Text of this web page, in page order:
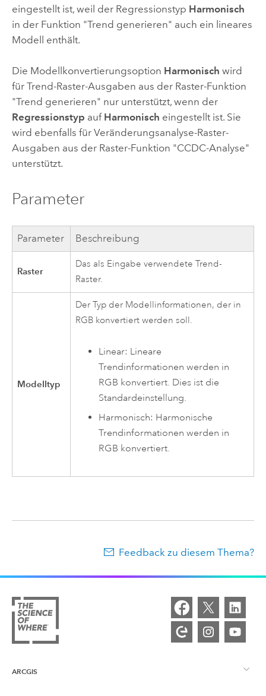
eingestellt ist, weil der Regressionstyp Harmonisch
in der Funktion "Trend generieren" auch ein lineares
Modell enthält.
Die Modellkonvertierungsoption Harmonisch wird
für Trend-Raster-Ausgaben aus der Raster-Funktion
"Trend generieren" nur unterstützt, wenn der
Regressionstyp auf Harmonisch eingestellt ist. Sie
wird ebenfalls für Veränderungsanalyse-Raster-
Ausgaben aus der Raster-Funktion "CCDC-Analyse"
unterstützt.
Parameter
Parameter Beschreibung
Raster
Das als Eingabe verwendete Trend-
Raster.
Modelltyp
Der Typ der Modellinformationen, der in
RGB konvertiert werden soll.
Linear: Lineare
Trendinformationen werden in
RGB konvertiert. Dies ist die
Standardeinstellung.
Harmonisch: Harmonische
Trendinformationen werden in
RGB konvertiert.
Feedback zu diesem Thema?
ARCGIS